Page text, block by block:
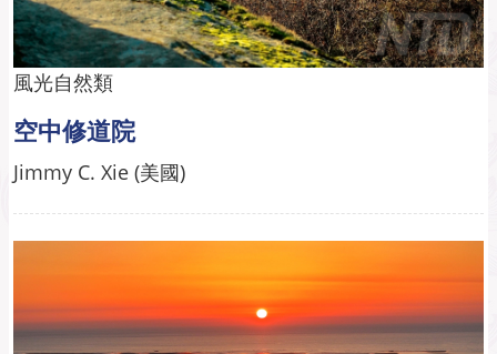
風光自然類
空中修道院
Jimmy C. Xie (美國)